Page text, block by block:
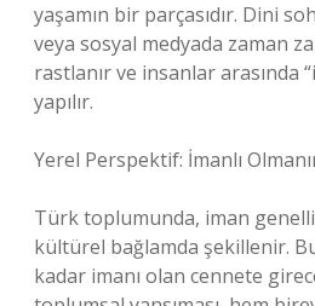
yaşamın bir parçasıdır. Dini
veya sosyal medyada zaman
rastlanır ve insanlar arasında
yapılır.
Yerel Perspektif: İmanlı
Türk toplumunda, iman
kültürel bağlamda şekillenir.
kadar imanı olan cennete